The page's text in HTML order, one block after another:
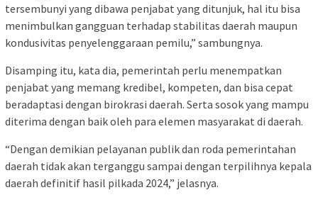
tersembunyi yang dibawa penjabat yang ditunjuk, hal itu bisa
menimbulkan gangguan terhadap stabilitas daerah maupun
kondusivitas penyelenggaraan pemilu,” sambungnya.
Disamping itu, kata dia, pemerintah perlu menempatkan
penjabat yang memang kredibel, kompeten, dan bisa cepat
beradaptasi dengan birokrasi daerah. Serta sosok yang mampu
diterima dengan baik oleh para elemen masyarakat di daerah.
“Dengan demikian pelayanan publik dan roda pemerintahan
daerah tidak akan terganggu sampai dengan terpilihnya kepala
daerah definitif hasil pilkada 2024,” jelasnya.